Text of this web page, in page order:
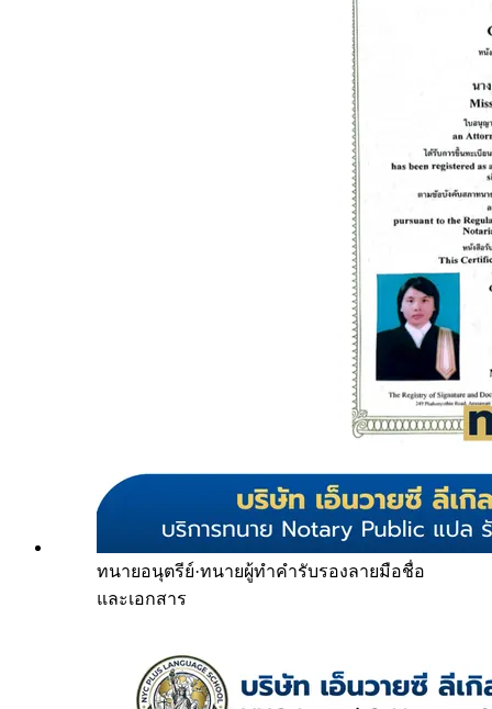
ทนายอนุตรีย์·ทนายผู้ทำคำรับรองลายมือชื่อ
และเอกสาร